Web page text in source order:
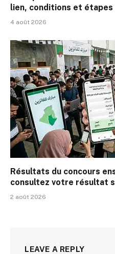
lien, conditions et étapes
4 août 2026
Résultats du concours
consultez votre résultat
2 août 2026
LEAVE A REPLY